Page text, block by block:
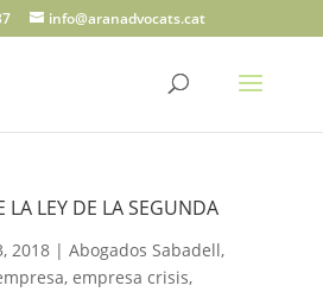
info@aranadvocats.cat
LA LEY DE LA SEGUNDA
2018| Abogados Sabadell,
, empresa crisis,